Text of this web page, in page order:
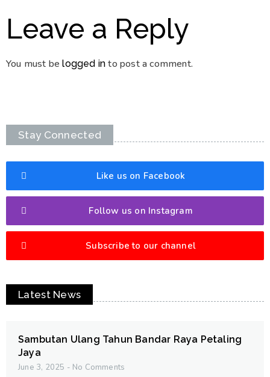
Leave a Reply
You must belogged in to post a comment.
Stay Connected
Like us on Facebook
Follow us on Instagram
Subscribe to our channel
Latest News
Sambutan Ulang Tahun Bandar Raya Petaling
Jaya
June 3, 2025 No Comments